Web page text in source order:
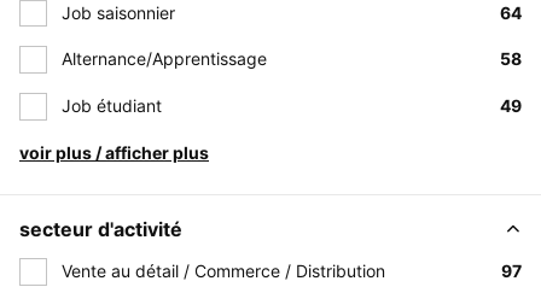
Job saisonnier 64
Alternance/Apprentissage 58
Job étudiant 49
voir plus / afficher plus
secteur d'activité
Vente au détail / Commerce / Distribution 97